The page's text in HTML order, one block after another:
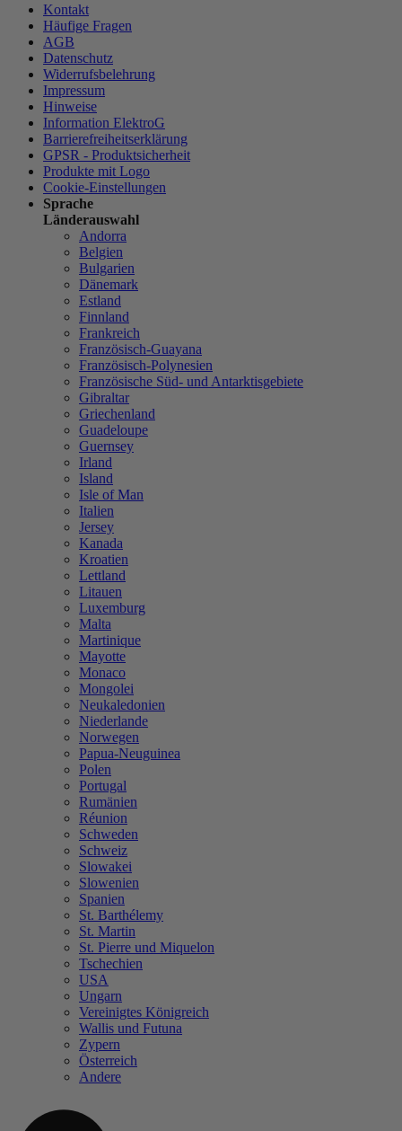
Kontakt
Häufige Fragen
AGB
Datenschutz
Widerrufsbelehrung
Impressum
Hinweise
Information ElektroG
Barrierefreiheitserklärung
GPSR - Produktsicherheit
Produkte mit Logo
Cookie-Einstellungen
Sprache
Länderauswahl
Andorra
Belgien
Bulgarien
Dänemark
Estland
Finnland
Frankreich
Französisch-Guayana
Französisch-Polynesien
Französische Süd- und Antarktisgebiete
Gibraltar
Griechenland
Guadeloupe
Guernsey
Irland
Island
Isle of Man
Italien
Jersey
Kanada
Kroatien
Lettland
Litauen
Luxemburg
Malta
Martinique
Mayotte
Monaco
Mongolei
Neukaledonien
Niederlande
Norwegen
Papua-Neuguinea
Polen
Portugal
Rumänien
Réunion
Schweden
Schweiz
Slowakei
Slowenien
Spanien
St. Barthélemy
St. Martin
St. Pierre und Miquelon
Tschechien
USA
Ungarn
Vereinigtes Königreich
Wallis und Futuna
Zypern
Österreich
Andere